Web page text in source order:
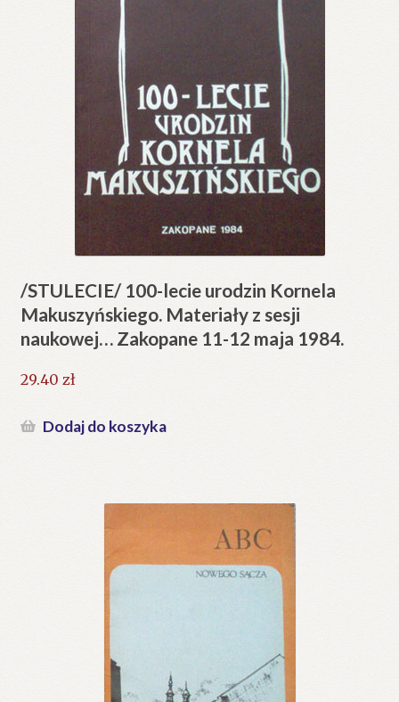
/STULECIE/ 100-lecie urodzin Kornela
Makuszyńskiego. Materiały z sesji
naukowej… Zakopane 11-12 maja 1984.
29.40 zł
Dodaj do koszyka